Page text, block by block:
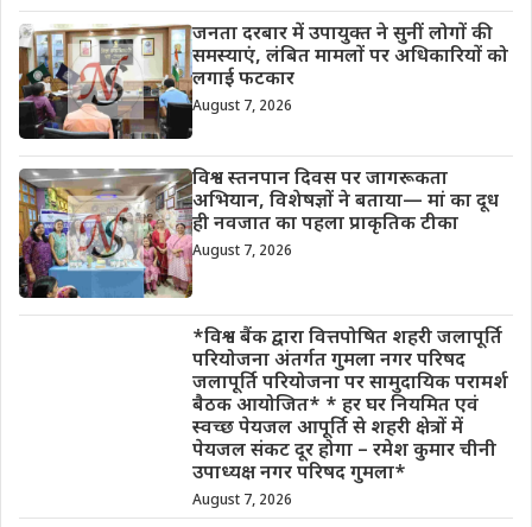
जनता दरबार में उपायुक्त ने सुनीं लोगों की
समस्याएं, लंबित मामलों पर अधिकारियों को
लगाई फटकार
August 7, 2026
विश्व स्तनपान दिवस पर जागरूकता
अभियान, विशेषज्ञों ने बताया— मां का दूध
ही नवजात का पहला प्राकृतिक टीका
August 7, 2026
*विश्व बैंक द्वारा वित्तपोषित शहरी जलापूर्ति
परियोजना अंतर्गत गुमला नगर परिषद
जलापूर्ति परियोजना पर सामुदायिक परामर्श
बैठक आयोजित* * हर घर नियमित एवं
स्वच्छ पेयजल आपूर्ति से शहरी क्षेत्रों में
पेयजल संकट दूर होगा – रमेश कुमार चीनी
उपाध्यक्ष नगर परिषद गुमला*
August 7, 2026